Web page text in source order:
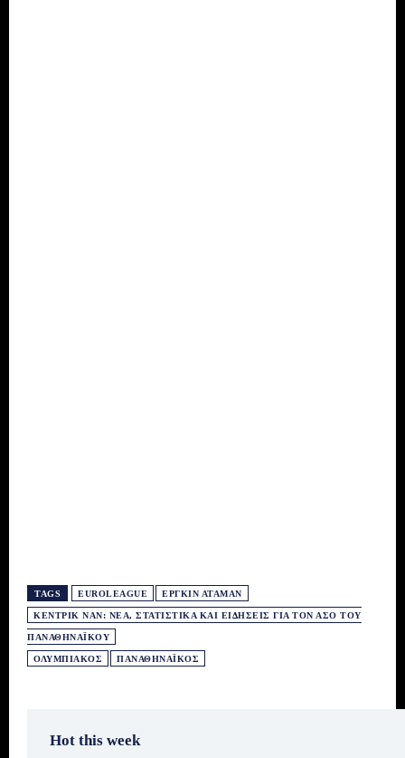
TAGS EUROLEAGUE ΕΡΓΚΊΝ ΑΤΑΜΆΝ
ΚΈΝΤΡΙΚ ΝΑΝ: ΝΈΑ, ΣΤΑΤΙΣΤΙΚΆ ΚΑΙ ΕΙΔΉΣΕΙΣ ΓΙΑ ΤΟΝ ΆΣΟ ΤΟΥ
ΠΑΝΑΘΗΝΑΪΚΟΎ
ΟΛΥΜΠΙΑΚΌΣ ΠΑΝΑΘΗΝΑΪΚΌΣ
Hot this week